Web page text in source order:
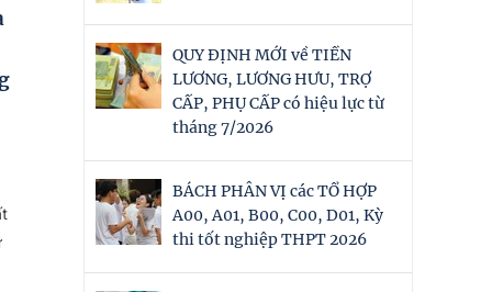
QUY ĐỊNH MỚI về TIỀN
LƯƠNG, LƯƠNG HƯU, TRỢ
CẤP, PHỤ CẤP có hiệu lực từ
tháng 7/2026
BÁCH PHÂN VỊ các TỔ HỢP
A00, A01, B00, C00, D01, Kỳ
thi tốt nghiệp THPT 2026